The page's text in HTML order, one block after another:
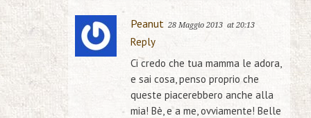
Peanut 28 Maggio 2013 at 20:13
Reply
Ci credo che tua mamma le adora,
e sai cosa, penso proprio che
queste piacerebbero anche alla
mia! Bè, e a me, ovviamente! Belle